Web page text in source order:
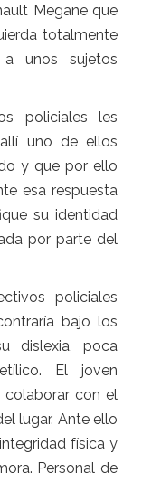
Megane que
totalmente
unos sujetos
policiales les
uno de ellos
y que por ello
esa respuesta
su identidad
por parte del
policiales
bajo los
dislexia, poca
El joven
con el
lugar. Ante ello
física y
Personal de